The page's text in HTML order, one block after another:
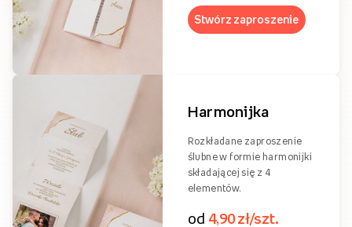
Stwórz zaproszenie
Harmonijka
Rozkładane zaproszenie
ślubne w formie harmonijki
składającej się z 4
elementów.
od 4,90 zł/szt.